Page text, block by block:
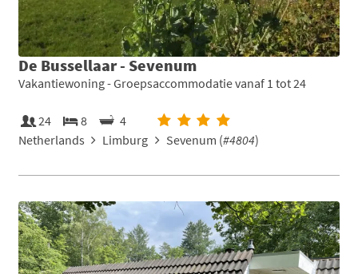
De Bussellaar - Sevenum
Vakantiewoning - Groepsaccommodatie vanaf 1 tot 24
24 8
4
Netherlands
Limburg Sevenum (#4804)